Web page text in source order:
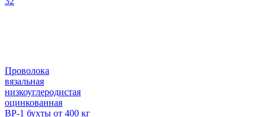
Проволока
вязальная
низкоуглеродистая
оцинкованная
ВР-1 бухты от 400 кг